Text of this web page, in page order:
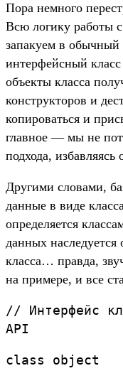
Пора немного
Всю логику работы
запакуем в обычный
интерфейсный
объекты класса
конструкторов и
копироваться и
главное — мы не
подхода, избавляясь
Другими словами,
данные в виде
определяется
данных наследуется
класса… правда,
на примере, и все
// Интерфейс
API
class object